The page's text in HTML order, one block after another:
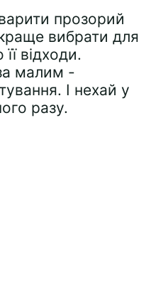
прозорий
вибрати для
відходи.
малим -
І нехай у
разу.